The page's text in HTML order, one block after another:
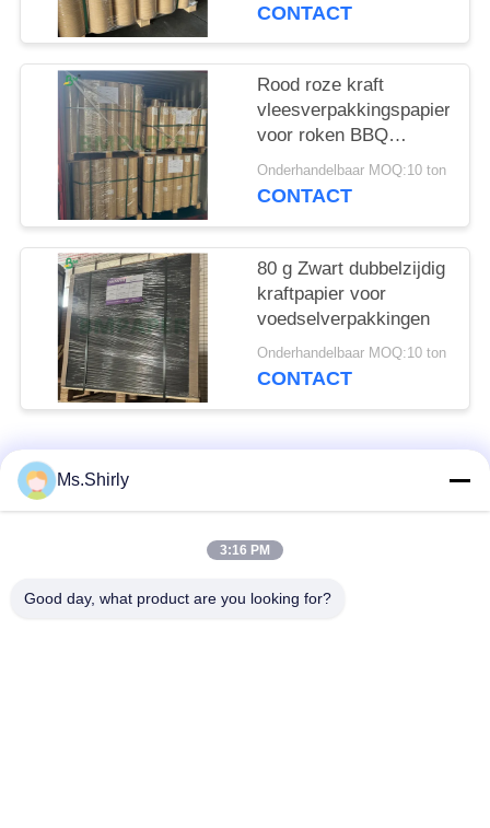
CONTACT
Rood roze kraft
vleesverpakkingspapier
voor roken BBQ
18x175'
Onderhandelbaar MOQ:10 ton
CONTACT
80 g Zwart dubbelzijdig
kraftpapier voor
voedselverpakkingen
Onderhandelbaar MOQ:10 ton
CONTACT
populaire categorieën
bruin kraftpapier-
Ms.Shirly
3:16 PM
Good day, what product are you looking for?